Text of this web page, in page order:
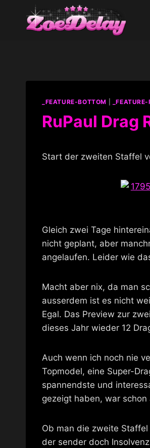
springen
_FEATURE-BOTTOM
RuPaul Drag
Start der zweiten Staffel
Gleich zwei Tage
nicht geplant, aber
angelaufen. Leider wie
Macht aber nix, da man
ausserdem ist es nicht
Egal. Das Preview zur
dieses Jahr wieder 12
Auch wenn ich noch nie
Topmodel, eine Super-
spannendste und
gezeigt haben, war
Ob man die zweite
der sender doch